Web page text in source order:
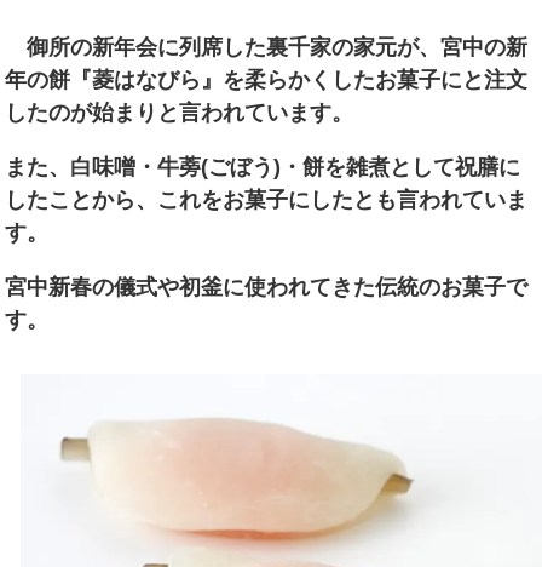
御所の新年会に列席した裏千家の家元が、宮中の新
年の餅『菱はなびら』を柔らかくしたお菓子にと注文
したのが始まりと言われています。
また、白味噌・牛蒡(ごぼう)・餅を雑煮として祝膳に
したことから、これをお菓子にしたとも言われていま
す。
宮中新春の儀式や初釜に使われてきた伝統のお菓子で
す。